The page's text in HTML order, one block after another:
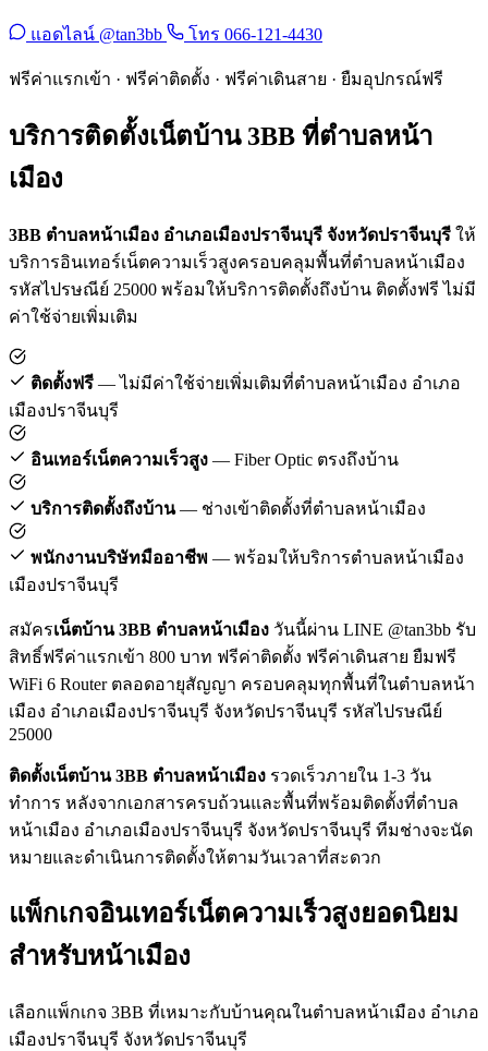
แอดไลน์ @tan3bb โทร 066-121-4430
ฟรีค่าแรกเข้า · ฟรีค่าติดตั้ง · ฟรีค่าเดินสาย · ยืมอุปกรณ์ฟรี
บริการติดตั้งเน็ตบ้าน 3BB ที่ตำบลหน้า
เมือง
3BB ตำบลหน้าเมือง อำเภอเมืองปราจีนบุรี จังหวัดปราจีนบุรี ให้
บริการอินเทอร์เน็ตความเร็วสูงครอบคลุมพื้นที่ตำบลหน้าเมือง
รหัสไปรษณีย์ 25000 พร้อมให้บริการติดตั้งถึงบ้าน ติดตั้งฟรี ไม่มี
ค่าใช้จ่ายเพิ่มเติม
ติดตั้งฟรี — ไม่มีค่าใช้จ่ายเพิ่มเติมที่ตำบลหน้าเมือง อำเภอ
เมืองปราจีนบุรี
อินเทอร์เน็ตความเร็วสูง — Fiber Optic ตรงถึงบ้าน
บริการติดตั้งถึงบ้าน— ช่างเข้าติดตั้งที่ตำบลหน้าเมือง
พนักงานบริษัทมืออาชีพ — พร้อมให้บริการตำบลหน้าเมือง
เมืองปราจีนบุรี
สมัครเน็ตบ้าน 3BB ตำบลหน้าเมือง วันนี้ผ่าน LINE @tan3bb รับ
สิทธิ์ฟรีค่าแรกเข้า 800 บาท ฟรีค่าติดตั้ง ฟรีค่าเดินสาย ยืมฟรี
WiFi 6 Router ตลอดอายุสัญญา ครอบคลุมทุกพื้นที่ในตำบลหน้า
เมือง อำเภอเมืองปราจีนบุรี จังหวัดปราจีนบุรี รหัสไปรษณีย์
25000
ติดตั้งเน็ตบ้าน 3BB ตำบลหน้าเมือง รวดเร็วภายใน 1-3 วัน
ทำการ หลังจากเอกสารครบถ้วนและพื้นที่พร้อมติดตั้งที่ตำบล
หน้าเมือง อำเภอเมืองปราจีนบุรี จังหวัดปราจีนบุรี ทีมช่างจะนัด
หมายและดำเนินการติดตั้งให้ตามวันเวลาที่สะดวก
แพ็กเกจอินเทอร์เน็ตความเร็วสูงยอดนิยม
สำหรับหน้าเมือง
เลือกแพ็กเกจ 3BB ที่เหมาะกับบ้านคุณในตำบลหน้าเมือง อำเภอ
เมืองปราจีนบุรี จังหวัดปราจีนบุรี